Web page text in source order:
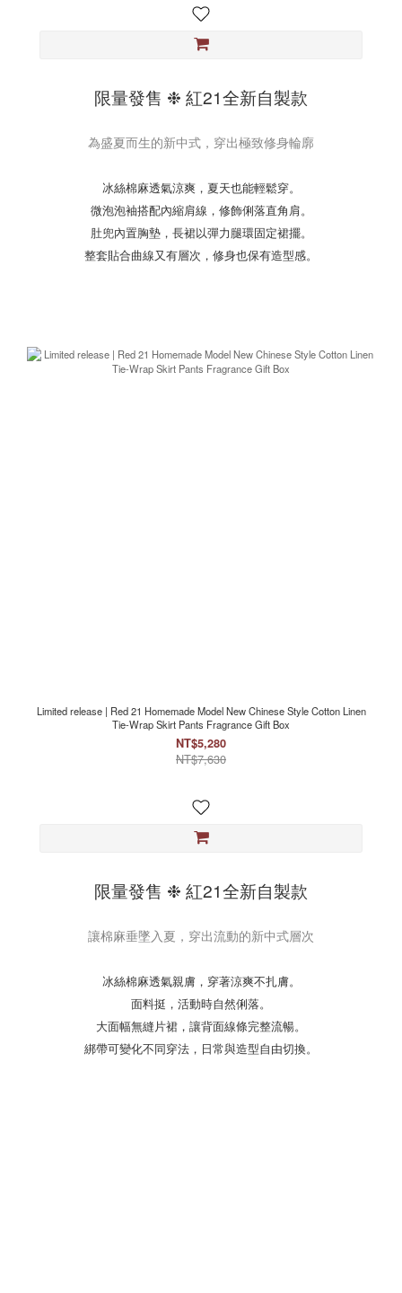
限量發售 ❉ 紅21全新自製款
為盛夏而生的新中式，穿出極致修身輪廓
冰絲棉麻透氣涼爽，夏天也能輕鬆穿。
微泡泡袖搭配內縮肩線，修飾俐落直角肩。
肚兜內置胸墊，長裙以彈力腿環固定裙擺。
整套貼合曲線又有層次，修身也保有造型感。
Limited release | Red 21 Homemade Model New Chinese Style Cotton Linen
Tie-Wrap Skirt Pants Fragrance Gift Box
NT$5,280
NT$7,630
限量發售 ❉ 紅21全新自製款
讓棉麻垂墜入夏，穿出流動的新中式層次
冰絲棉麻透氣親膚，穿著涼爽不扎膚。
面料挺，活動時自然俐落。
大面幅無縫片裙，讓背面線條完整流暢。
綁帶可變化不同穿法，日常與造型自由切換。